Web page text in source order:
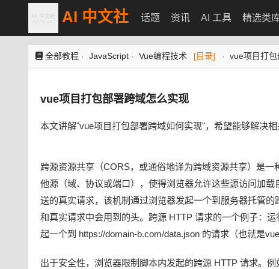
AI 中文社 话题 资讯 AI 工具 精选类
全部教程 · JavaScript · Vue编程技术 [目录] · vue项目打
vue项目打包部署跨域怎么实现
本文讲解"vue项目打包部署跨域如何实现"，希望能够解决相
跨源资源共享（CORS，或通俗地译为跨域资源共享）是
他源（域、协议或端口），使得浏览器允许这些源访问加
送的真实请求，该机制通过浏览器发起一个到服务器托管
和真实请求中会用到的头。跨源 HTTP 请求的一个例子：
起一个到 https://domain-b.com/data.json 的请求（也就是
出于安全性，浏览器限制脚本内发起的跨源 HTTP 请求。